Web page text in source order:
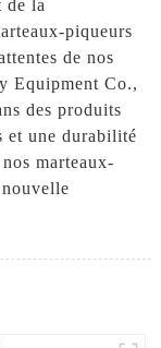
de la
piqueurs
de nos
Equipment Co.,
des produits
et une durabilité
marteaux-